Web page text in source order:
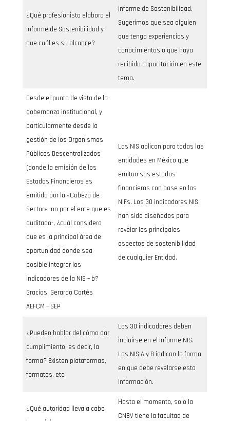
¿Qué profesionista elabora el
informe de Sostenibilidad y
que cuál es su alcance?
informe de Sostenibilidad.
Sugerimos que sea alguien
que tenga experiencias y
conocimientos o que haya
recibido capacitación en este
tema.
Desde el punto de vista de la
gobernanza institucional, y
particularmente desde la
gestión de los Organismos
Públicos Descentralizados
(donde la emisión de los
Estados Financieros es
emitida por la «Cabeza de
Sector» -no por el ente que es
auditado-, ¿cuál considera
que es la principal área de
oportunidad donde sea
posible integrar los
indicadores de la NIS – b?
Gracias. Gerardo Cortés
AEFCM – SEP
Las NIS aplican para todas las
entidades en México que
emitan sus estados
financieros con base en las
NIFs. Los 30 indicadores NIS
han sido diseñados para
revelar los principales
aspectos de sostenibilidad
de cualquier Entidad.
¿Pueden hablar del cómo dar
cumplimiento, es decir, la
forma? Existen plataformas,
formatos, etc.
Los 30 indicadores deben
incluirse en el informe NIS.
Las NIS A y B indican la forma
en que debe revelarse esta
información.
¿Qué autoridad lleva a cabo
Hasta el momento, solo la
CNBV tiene la facultad de